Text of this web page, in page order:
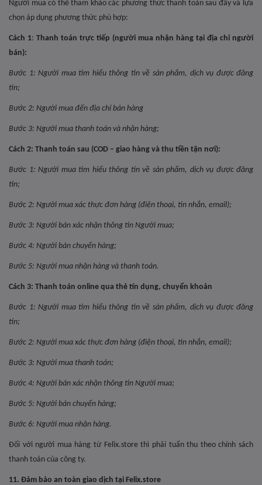
Người mua có thể tham khảo các phương thức thanh toán sau đây và lựa
chọn áp dụng phương thức phù hợp:
Cách 1: Thanh toán trực tiếp (người mua nhận hàng tại địa chỉ người
bán):
Bước 1: Người mua tìm hiểu thông tin về sản phẩm, dịch vụ được đăng
tin;
Bước 2: Người mua đến địa chỉ bán hàng
Bước 3: Người mua thanh toán và nhận hàng;
Cách 2: Thanh toán sau (COD – giao hàng và thu tiền tận nơi):
Bước 1: Người mua tìm hiểu thông tin về sản phẩm, dịch vụ được đăng
tin;
Bước 2: Người mua xác thực đơn hàng (điện thoại, tin nhắn, email);
Bước 3: Người bán xác nhận thông tin Người mua;
Bước 4: Người bán chuyển hàng;
Bước 5: Người mua nhận hàng và thanh toán.
Cách 3: Thanh toán online qua thẻ tín dụng, chuyển khoản
Bước 1: Người mua tìm hiểu thông tin về sản phẩm, dịch vụ được đăng
tin;
Bước 2: Người mua xác thực đơn hàng (điện thoại, tin nhắn, email);
Bước 3: Người mua thanh toán;
Bước 4: Người bán xác nhận thông tin Người mua;
Bước 5: Người bán chuyển hàng;
Bước 6: Người mua nhận hàng.
Đối với người mua hàng từ Felix.store thì phải tuẩn thu theo chính sách
thanh toán của công ty.
11. Đảm bảo an toàn giao dịch tại Felix.store